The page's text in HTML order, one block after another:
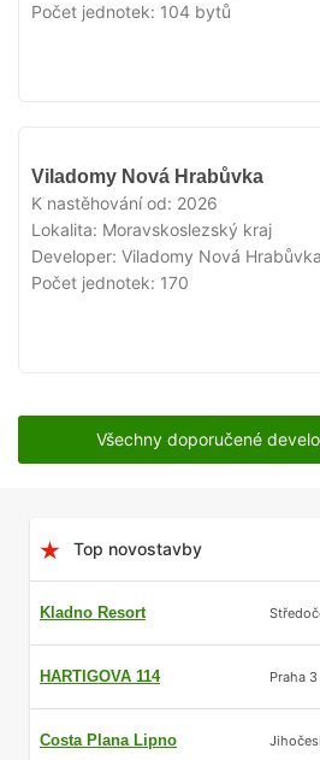
Počet jednotek: 104 bytů
Viladomy Nová Hrabůvka
K nastěhování od: 2026
Lokalita: Moravskoslezský kraj
Developer: Viladomy Nová
Počet jednotek: 170
Všechny doporučené
Top novostavby
Kladno Resort
HARTIGOVA 114 Praha 3
Costa Plana Lipno